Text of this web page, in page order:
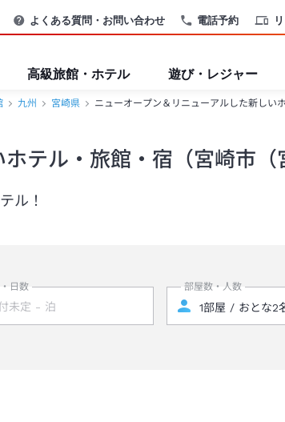
電話予約
よくある質問・お問い合わせ
高級旅館・ホテル 遊び・レジャー
九州 宮崎県 ニューオープン＆リニューアルした新しい
テル・旅館・宿（宮崎市（
ル！
日数 部屋数・人数